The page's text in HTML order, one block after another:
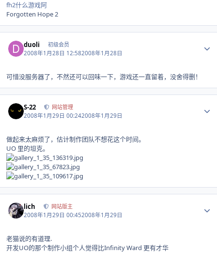
fh2什么游戏阿
Forgotten Hope 2
duoli 初级会员
2008年1月28日 12:582008年1月28日
可惜没服务器了，不然还可以回味一下，游戏还一直留着，没舍得删！
S-22 网站管理
2008年1月29日 00:242008年1月29日
做起来太麻烦了，估计制作团队不想花这个时间。
UO 里的坦克。
lich 网站版主
2008年1月29日 00:452008年1月29日
老猫说的有道理.
开发UO的那个制作小组个人觉得比Infinity Ward 更有才华